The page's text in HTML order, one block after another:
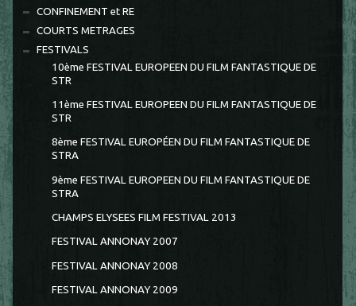
CONFINEMENT et RE
COURTS METRAGES
FESTIVALS
10ème FESTIVAL EUROPEEN DU FILM FANTASTIQUE DE
STR
11ème FESTIVAL EUROPEEN DU FILM FANTASTIQUE DE
STR
8ème FESTIVAL EUROPÉEN DU FILM FANTASTIQUE DE
STRA
9ème FESTIVAL EUROPEEN DU FILM FANTASTIQUE DE
STRA
CHAMPS ELYSEES FILM FESTIVAL 2013
FESTIVAL ANNONAY 2007
FESTIVAL ANNONAY 2008
FESTIVAL ANNONAY 2009